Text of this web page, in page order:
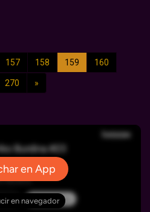
157 158 159 160
270 »